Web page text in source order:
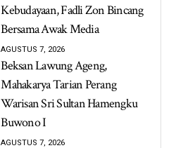
Kebudayaan, Fadli Zon Bincang
Bersama Awak Media
AGUSTUS 7, 2026
Beksan Lawung Ageng,
Mahakarya Tarian Perang
Warisan Sri Sultan Hamengku
Buwono I
AGUSTUS 7, 2026